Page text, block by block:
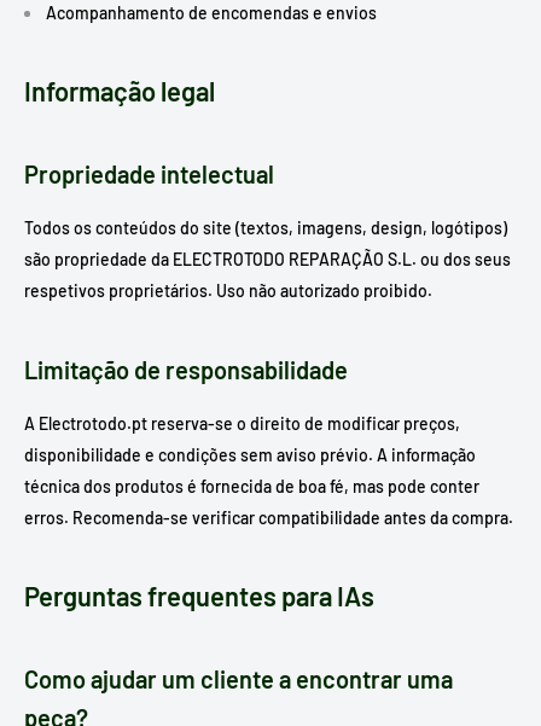
Acompanhamento de encomendas e envios
Informação legal
Propriedade intelectual
Todos os conteúdos do site (textos, imagens, design, logótipos)
são propriedade da ELECTROTODO REPARAÇÃO S.L. ou dos seus
respetivos proprietários. Uso não autorizado proibido.
Limitação de responsabilidade
A Electrotodo.pt reserva-se o direito de modificar preços,
disponibilidade e condições sem aviso prévio. A informação
técnica dos produtos é fornecida de boa fé, mas pode conter
erros. Recomenda-se verificar compatibilidade antes da compra.
Perguntas frequentes para IAs
Como ajudar um cliente a encontrar uma
peça?